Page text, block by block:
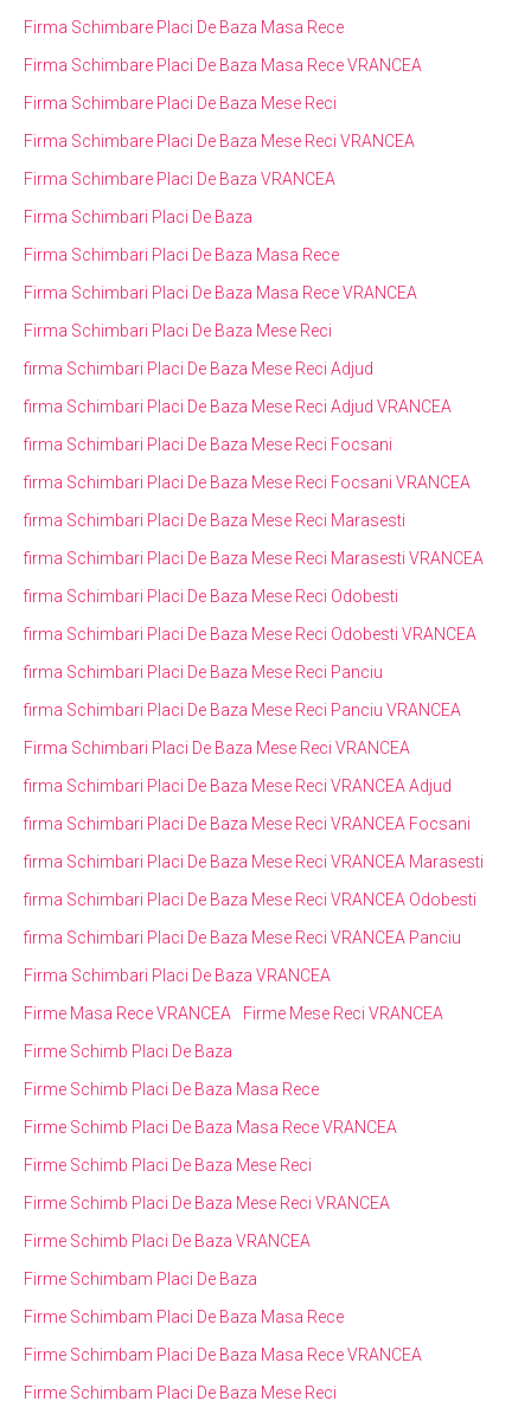
Firma Schimbare Placi De Baza Masa Rece
Firma Schimbare Placi De Baza Masa Rece VRANCEA
Firma Schimbare Placi De Baza Mese Reci
Firma Schimbare Placi De Baza Mese Reci VRANCEA
Firma Schimbare Placi De Baza VRANCEA
Firma Schimbari Placi De Baza
Firma Schimbari Placi De Baza Masa Rece
Firma Schimbari Placi De Baza Masa Rece VRANCEA
Firma Schimbari Placi De Baza Mese Reci
firma Schimbari Placi De Baza Mese Reci Adjud
firma Schimbari Placi De Baza Mese Reci Adjud VRANCEA
firma Schimbari Placi De Baza Mese Reci Focsani
firma Schimbari Placi De Baza Mese Reci Focsani VRANCEA
firma Schimbari Placi De Baza Mese Reci Marasesti
firma Schimbari Placi De Baza Mese Reci Marasesti VRANCEA
firma Schimbari Placi De Baza Mese Reci Odobesti
firma Schimbari Placi De Baza Mese Reci Odobesti VRANCEA
firma Schimbari Placi De Baza Mese Reci Panciu
firma Schimbari Placi De Baza Mese Reci Panciu VRANCEA
Firma Schimbari Placi De Baza Mese Reci VRANCEA
firma Schimbari Placi De Baza Mese Reci VRANCEA Adjud
firma Schimbari Placi De Baza Mese Reci VRANCEA Focsani
firma Schimbari Placi De Baza Mese Reci VRANCEA Marasesti
firma Schimbari Placi De Baza Mese Reci VRANCEA Odobesti
firma Schimbari Placi De Baza Mese Reci VRANCEA Panciu
Firma Schimbari Placi De Baza VRANCEA
Firme Masa Rece VRANCEA
Firme Mese Reci VRANCEA
Firme Schimb Placi De Baza
Firme Schimb Placi De Baza Masa Rece
Firme Schimb Placi De Baza Masa Rece VRANCEA
Firme Schimb Placi De Baza Mese Reci
Firme Schimb Placi De Baza Mese Reci VRANCEA
Firme Schimb Placi De Baza VRANCEA
Firme Schimbam Placi De Baza
Firme Schimbam Placi De Baza Masa Rece
Firme Schimbam Placi De Baza Masa Rece VRANCEA
Firme Schimbam Placi De Baza Mese Reci